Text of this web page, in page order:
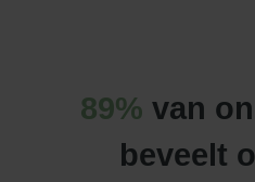
89% van
beveelt